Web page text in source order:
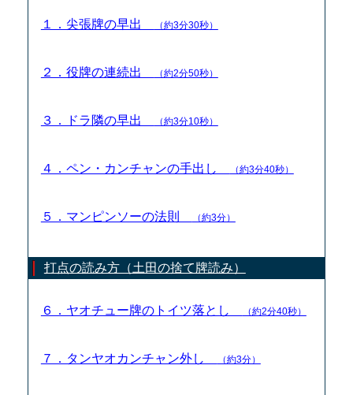
１．尖張牌の早出 （約3分30秒）
２．役牌の連続出 （約2分50秒）
３．ドラ隣の早出 （約3分10秒）
４．ペン・カンチャンの手出し （約3分40秒）
５．マンピンソーの法則 （約3分）
打点の読み方（土田の捨て牌読み）
６．ヤオチュー牌のトイツ落とし （約2分40秒）
７．タンヤオカンチャン外し （約3分）